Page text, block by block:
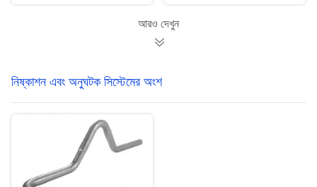
আরও দেখুন
নিষ্কাশন এবং অনুঘটক সিস্টেমের অংশ